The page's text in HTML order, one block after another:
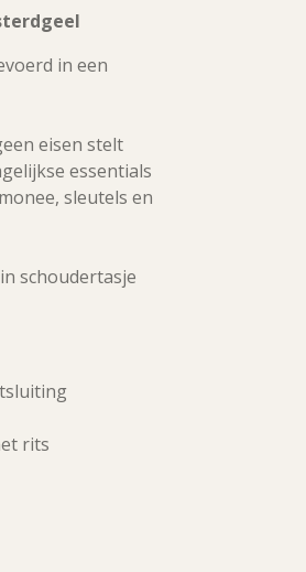
in een
eisen stelt
essentials
sleutels en
schoudertasje
rits